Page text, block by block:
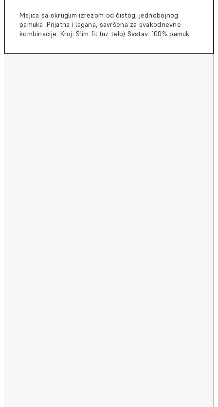
Majica sa okruglim izrezom od čistog, jednobojnog
pamuka. Prijatna i lagana, savršena za svakodnevne
kombinacije. Kroj: Slim fit (uz telo) Sastav: 100% pamuk